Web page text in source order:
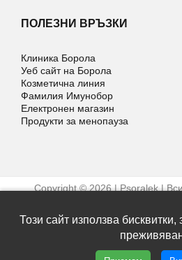
ПОЛЕЗНИ ВРЪЗКИ
Клиника Борола
Уеб сайт на Борола
Козметична линия
Фамилия Имунобор
Електронен магазин
Продукти за менопауза
Copyright © 2026 | Psoralek |
Уеб дизайн и SEO
Този сайт използва